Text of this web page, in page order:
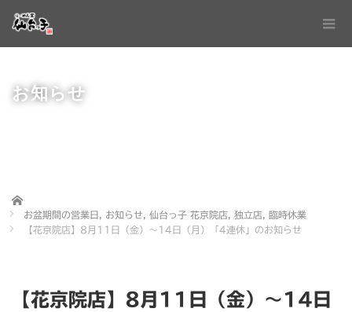
お知らせ
Home
お盆期間の営業日
お知らせ 仙台っ子 花京院店 独立店
臨時休業
【花京院店】8月11日（金）〜14日（月）「4連休」のお知らせ
【花京院店】8月11日（金）〜14日